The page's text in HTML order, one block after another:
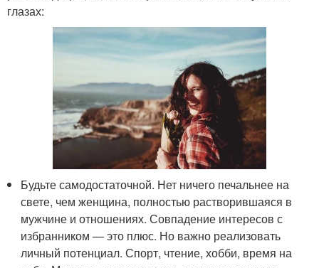
глазах:
Будьте самодостаточной. Нет ничего печальнее на
свете, чем женщина, полностью растворившаяся в
мужчине и отношениях. Совпадение интересов с
избранником — это плюс. Но важно реализовать
личный потенциал. Спорт, чтение, хобби, время на